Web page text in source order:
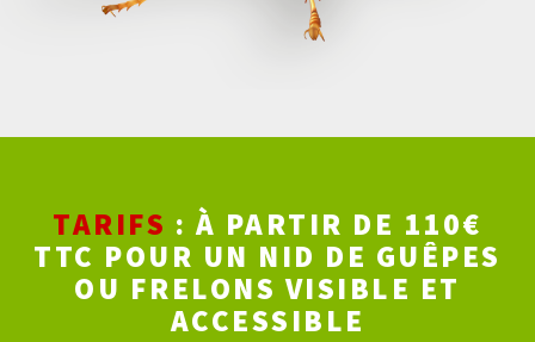
TARIFS : À PARTIR DE 110€
TTC POUR UN NID DE GUÊPES
OU FRELONS VISIBLE ET
ACCESSIBLE